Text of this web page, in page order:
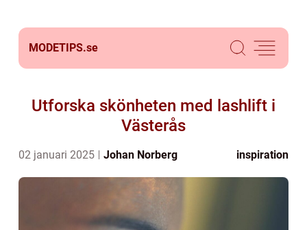
MODETIPS.se
Utforska skönheten med lashlift i
Västerås
02 januari 2025 Johan Norberg inspiration